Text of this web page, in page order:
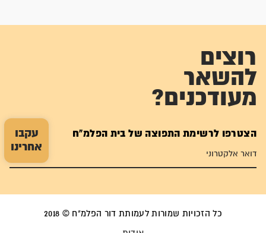
עקבו
אחרינו
רוצים
להשאר
מעודכנים?
הצטרפו לרשימת התפוצה של בית הפלמ"ח
כל הזכויות שמורות לעמותת דור הפלמ"ח © 2018